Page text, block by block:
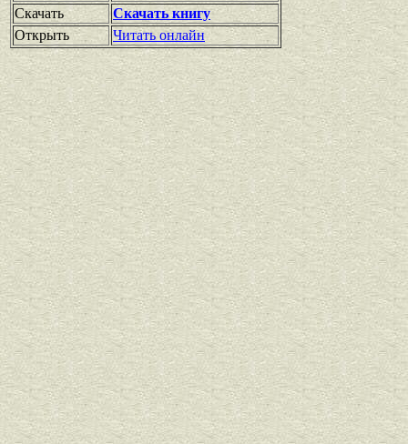
Скачать
Скачать книгу
Открыть
Читать онлайн